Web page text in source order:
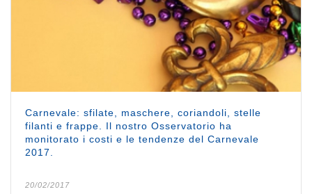
Carnevale: sfilate, maschere, coriandoli, stelle
filanti e frappe. Il nostro Osservatorio ha
monitorato i costi e le tendenze del Carnevale
2017.
20/02/2017